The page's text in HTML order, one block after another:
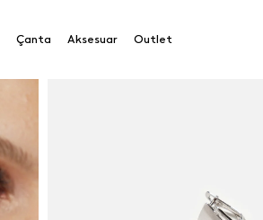
Çanta Aksesuar Outlet